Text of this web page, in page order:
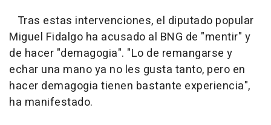
Tras estas intervenciones, el diputado popular
Miguel Fidalgo ha acusado al BNG de "mentir" y
de hacer "demagogia". "Lo de remangarse y
echar una mano ya no les gusta tanto, pero en
hacer demagogia tienen bastante experiencia",
ha manifestado.